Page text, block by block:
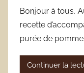
Bonjour à tous,
recette
purée de
Continuer la